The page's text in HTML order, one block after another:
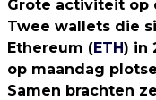
Grote activiteit op
Twee wallets die
Ethereum (ETH) in
op maandag
Samen brachten